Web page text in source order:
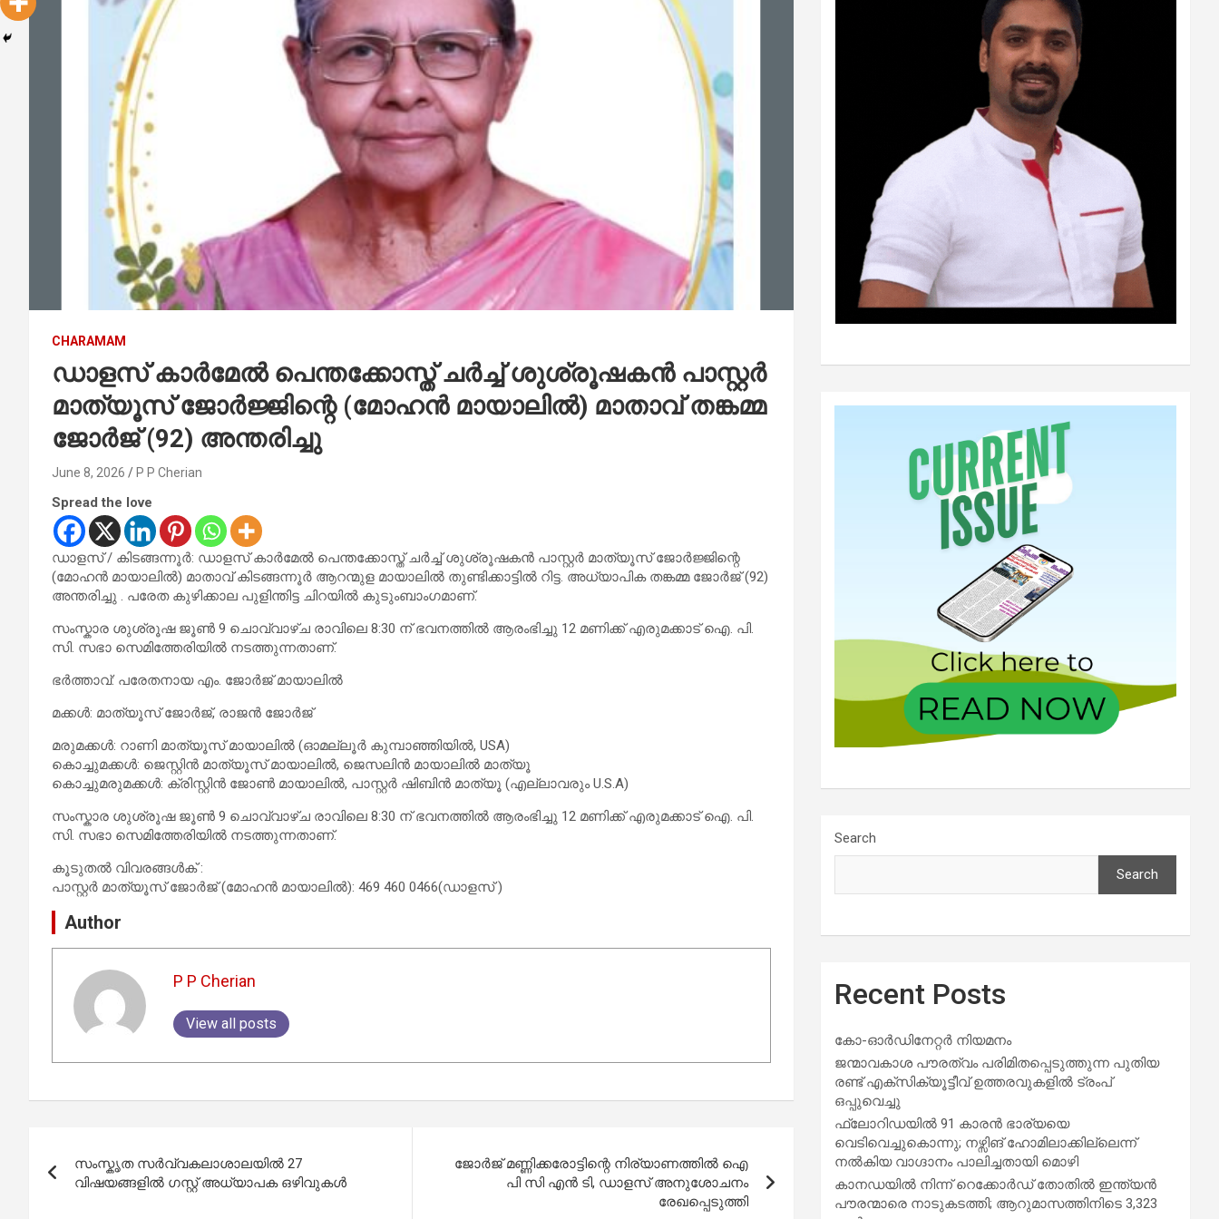
CHARAMAM
ഡാളസ് കാർമേൽ പെന്തക്കോസ്ത് ചർച്ച് ശുശ്രൂഷകൻ പാസ്റ്റർ
മാത്യൂസ് ജോർജ്ജിന്റെ (മോഹൻ മായാലിൽ) മാതാവ് തങ്കമ്മ
ജോർജ് (92) അന്തരിച്ചു
June 8, 2026 P P Cherian
Spread the love
ഡാളസ് / കിടങ്ങന്നൂർ: ഡാളസ് കാർമേൽ പെന്തക്കോസ്ത് ചർച്ച് ശുശ്രൂഷകൻ പാസ്റ്റർ മാത്യൂസ് ജോർജ്ജിന്റെ
(മോഹൻ മായാലിൽ) മാതാവ് കിടങ്ങന്നൂർ ആറന്മുള മായാലിൽ തുണ്ടിക്കാട്ടിൽ റിട്ട. അധ്യാപിക തങ്കമ്മ ജോർജ് (92)
അന്തരിച്ചു . പരേത കുഴിക്കാല പുളിന്തിട്ട ചിറയിൽ കുടുംബാംഗമാണ്.
സംസ്കാര ശുശ്രൂഷ ജൂൺ 9 ചൊവ്വാഴ്ച രാവിലെ 8:30 ന് ഭവനത്തിൽ ആരംഭിച്ചു 12 മണിക്ക് എരുമക്കാട് ഐ. പി.
സി. സഭാ സെമിത്തേരിയിൽ നടത്തുന്നതാണ്.
ഭർത്താവ്: പരേതനായ എം. ജോർജ് മായാലിൽ
മക്കൾ: മാത്യൂസ് ജോർജ്, രാജൻ ജോർജ്
മരുമക്കൾ: റാണി മാത്യൂസ് മായാലിൽ (ഓമല്ലൂർ കുമ്പാഞ്ഞിയിൽ, USA)
കൊച്ചുമക്കൾ: ജെസ്റ്റിൻ മാത്യൂസ് മായാലിൽ, ജെസലിൻ മായാലിൽ മാത്യൂ
കൊച്ചുമരുമക്കൾ: ക്രിസ്റ്റിൻ ജോൺ മായാലിൽ, പാസ്റ്റർ ഷിബിൻ മാത്യൂ (എല്ലാവരും U.S.A)
സംസ്കാര ശുശ്രൂഷ ജൂൺ 9 ചൊവ്വാഴ്ച രാവിലെ 8:30 ന് ഭവനത്തിൽ ആരംഭിച്ചു 12 മണിക്ക് എരുമക്കാട് ഐ. പി.
സി. സഭാ സെമിത്തേരിയിൽ നടത്തുന്നതാണ്.
കൂടുതൽ വിവരങ്ങൾക് :
പാസ്റ്റർ മാത്യൂസ് ജോർജ് (മോഹൻ മായാലിൽ): 469 460 0466(ഡാളസ് )
Author
P P Cherian
View all posts
navigation
സംസ്കൃത സര്‍വ്വകലാശാലയില്‍ 27
വിഷയങ്ങളില്‍ ഗസ്റ്റ് അധ്യാപക ഒഴിവുകള്‍
ജോർജ് മണ്ണിക്കരോട്ടിന്റെ നിര്യാണത്തിൽ ഐ
പി സി എൻ ടി, ഡാളസ് അനുശോചനം
രേഖപ്പെടുത്തി
Search
Search
Recent Posts
കോ-ഓർഡിനേറ്റർ നിയമനം
ജന്മാവകാശ പൗരത്വം പരിമിതപ്പെടുത്തുന്ന പുതിയ
രണ്ട് എക്സിക്യൂട്ടീവ് ഉത്തരവുകളിൽ ട്രംപ്
ഒപ്പുവെച്ചു
ഫ്ലോറിഡയിൽ 91 കാരൻ ഭാര്യയെ
വെടിവെച്ചുകൊന്നു; നഴ്സിങ് ഹോമിലാക്കില്ലെന്ന്
നൽകിയ വാഗ്ദാനം പാലിച്ചതായി മൊഴി
കാനഡയിൽ നിന്ന് റെക്കോർഡ് തോതിൽ ഇന്ത്യൻ
പൗരന്മാരെ നാടുകടത്തി; ആറുമാസത്തിനിടെ 3,323